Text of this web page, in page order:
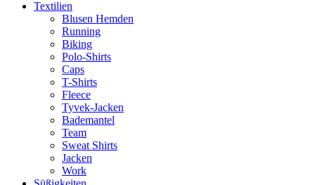
Textilien
Blusen Hemden
Running
Biking
Polo-Shirts
Caps
T-Shirts
Fleece
Tyvek-Jacken
Bademantel
Team
Sweat Shirts
Jacken
Work